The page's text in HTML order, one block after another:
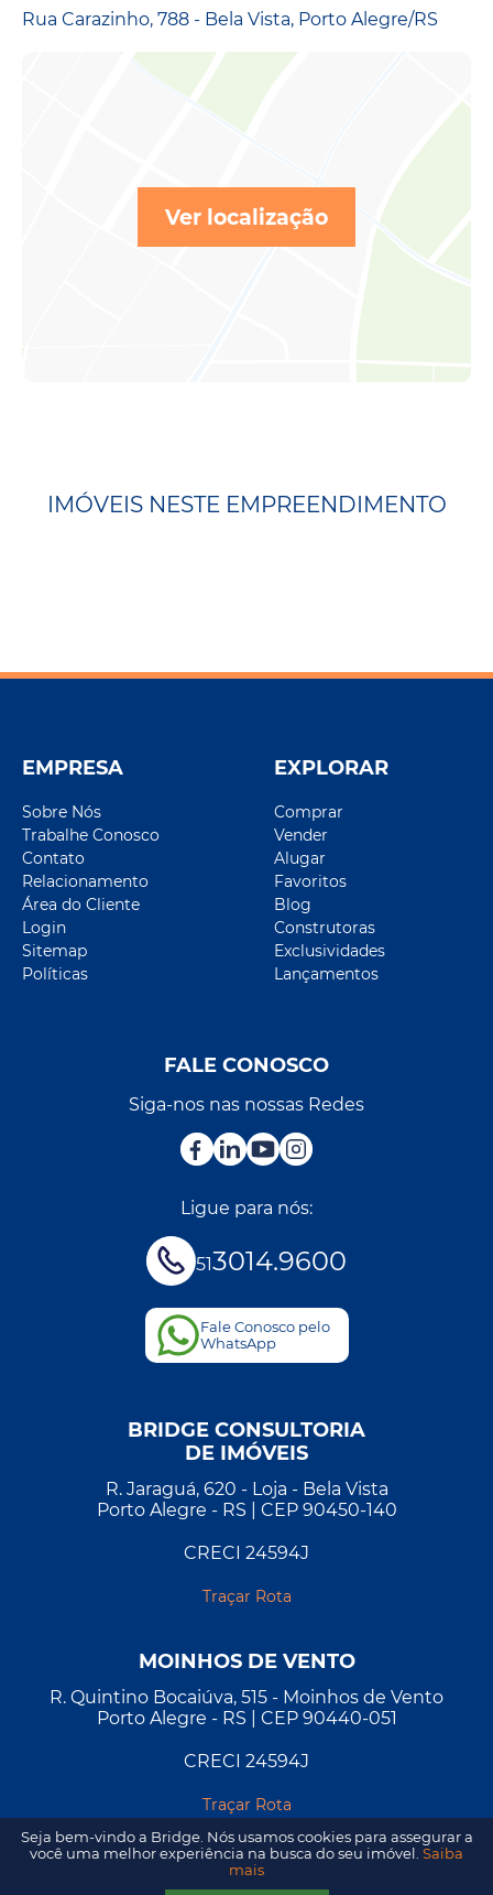
Rua Carazinho, 788 - Bela Vista, Porto Alegre/RS
Ver localização
IMÓVEIS NESTE EMPREENDIMENTO
EMPRESA
Sobre Nós
Trabalhe Conosco
Contato
Relacionamento
Área do Cliente
Login
Sitemap
Políticas
EXPLORAR
Comprar
Vender
Alugar
Favoritos
Blog
Construtoras
Exclusividades
Lançamentos
FALE CONOSCO
Siga-nos nas nossas Redes
Ligue para nós:
513014.9600
Fale Conosco pelo
WhatsApp
BRIDGE CONSULTORIA
DE IMÓVEIS
R. Jaraguá, 620 - Loja - Bela Vista
Porto Alegre - RS | CEP 90450-140
CRECI 24594J
Traçar Rota
MOINHOS DE VENTO
R. Quintino Bocaiúva, 515 - Moinhos de Vento
Porto Alegre - RS | CEP 90440-051
CRECI 24594J
Traçar Rota
Seja bem-vindo a Bridge. Nós usamos cookies para assegurar a
você uma melhor experiência na busca do seu imóvel. Saiba
mais